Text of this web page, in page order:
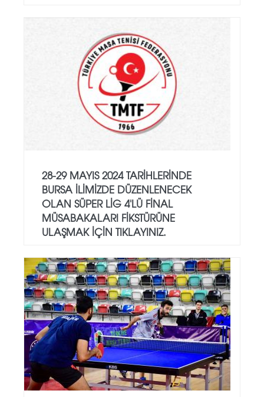
28-29 MAYIS 2024 TARIHLERINDE
BURSA ILIMIZDE DÜZENLENECEK
OLAN SÜPER LIG 4'LÜ FINAL
MÜSABAKALARI FIKSTÜRÜNE
ULAŞMAK IÇIN TIKLAYINIZ.